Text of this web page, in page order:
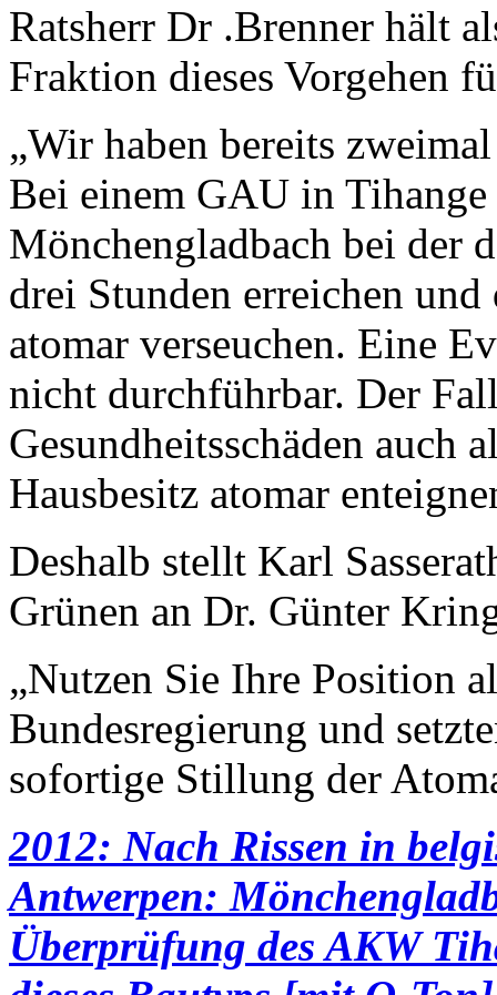
Ratsherr Dr .Brenner hält
Fraktion dieses Vorgehen
„Wir haben bereits
Bei einem GAU in
Mönchengladbach bei der
drei Stunden erreichen
atomar verseuchen. Eine
nicht durchführbar. Der
Gesundheitsschäden auch
Hausbesitz atomar
Deshalb stellt Karl
Grünen an Dr. Günter
„Nutzen Sie Ihre Position
Bundesregierung und
sofortige Stillung der
2012: Nach Rissen in
Antwerpen:
Überprüfung des AKW